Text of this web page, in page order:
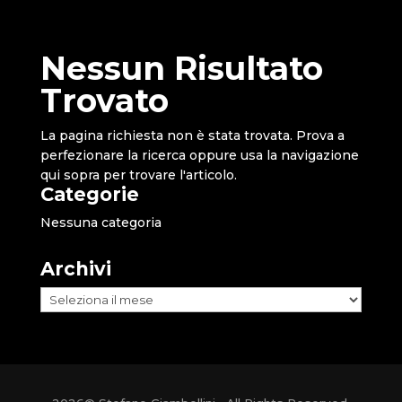
Nessun Risultato
Trovato
La pagina richiesta non è stata trovata. Prova a
perfezionare la ricerca oppure usa la navigazione
qui sopra per trovare l'articolo.
Categorie
Nessuna categoria
Archivi
Archivi